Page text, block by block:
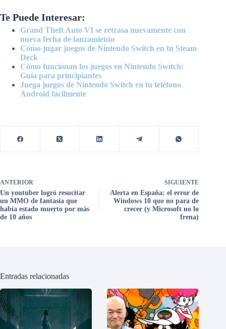
Te Puede Interesar:
Grand Theft Auto VI se retrasa nuevamente con
nueva fecha de lanzamiento
Cómo jugar juegos de Nintendo Switch en tu Steam
Deck
Cómo funcionan los juegos en Nintendo Switch:
Guía para principiantes
Juega juegos de Nintendo Switch en tu teléfono
Android fácilmente
ANTERIOR
Un youtuber logró resucitar
un MMO de fantasía que
había estado muerto por más
de 10 años
SIGUIENTE
Alerta en España: el error de
Windows 10 que no para de
crecer (y Microsoft no lo
frena)
Entradas relacionadas